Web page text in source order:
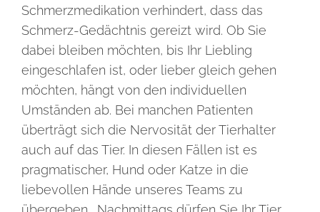
Schmerzmedikation verhindert, dass das
Schmerz-Gedächtnis gereizt wird. Ob Sie
dabei bleiben möchten, bis Ihr Liebling
eingeschlafen ist, oder lieber gleich gehen
möchten, hängt von den individuellen
Umständen ab. Bei manchen Patienten
überträgt sich die Nervosität der Tierhalter
auch auf das Tier. In diesen Fällen ist es
pragmatischer, Hund oder Katze in die
liebevollen Hände unseres Teams zu